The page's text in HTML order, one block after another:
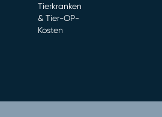
Tierkranken
& Tier-OP-
Kosten